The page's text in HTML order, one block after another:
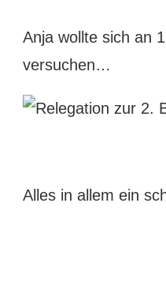
Anja wollte sich an
versuchen…
Alles in allem ein